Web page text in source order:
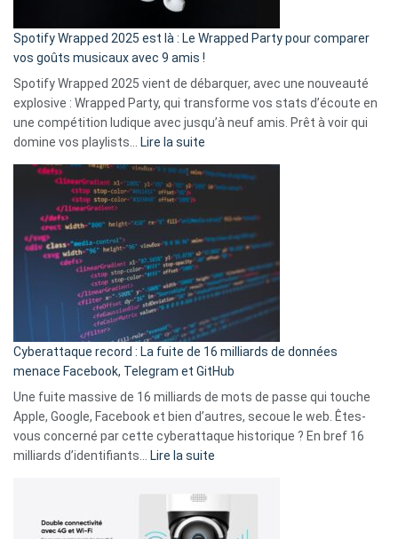
»
Solly
change
la
des
3
secondes
Spotify Wrapped 2025 est là : Le Wrapped Party pour comparer
vos goûts musicaux avec 9 amis !
Spotify Wrapped 2025 vient de débarquer, avec une nouveauté
explosive : Wrapped Party, qui transforme vos stats d’écoute en
une compétition ludique avec jusqu’à neuf amis. Prêt à voir qui
domine vos playlists…
Lire la suite
Wrapped
est
là
:
Le
Wrapped
Party
pour
comparer
vos
goûts
musicaux
avec
9
!
Cyberattaque record : La fuite de 16 milliards de données
menace Facebook, Telegram et GitHub
Une fuite massive de 16 milliards de mots de passe qui touche
Apple, Google, Facebook et bien d’autres, secoue le web. Êtes-
vous concerné par cette cyberattaque historique ? En bref 16
milliards d’identifiants…
Lire la suite
record
:
La